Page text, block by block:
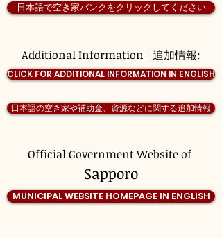
日本語で空き家バンクをクリックしてください
Additional Information | 追加情報:
CLICK FOR ADDITIONAL INFORMATION IN ENGLISH
Official Government Website of
Sapporo
日本語の空き家や補助金、資源などに関する追加情報
MUNICIPAL WEBSITE HOMEPAGE IN ENGLISH